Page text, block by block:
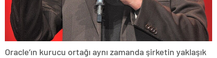
Oracle’ın kurucu ortağı aynı zamanda şirketin yaklaşık